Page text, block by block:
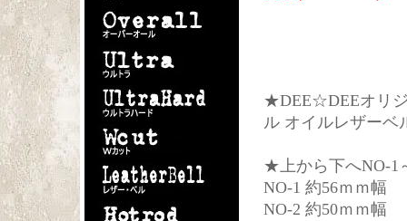
★DEE☆DEEオリジ
ル オイルレザーベ
★上から下へNO-1
NO-1 約56ｍｍ幅
NO-2 約50ｍｍ幅